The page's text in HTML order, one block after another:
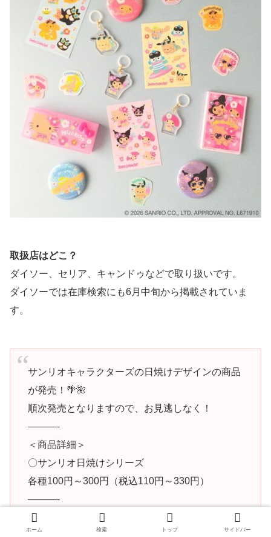
取扱店はどこ？
ダイソー、セリア、キャンドゥなどで取り扱いです。
ダイソーでは在庫検索にも6月中旬から掲載されていま
す。
サンリオキャラクターズの日焼けデザインの商品
が発売！🌴🌺
順次発売となりますので、お見逃しなく！
———-
＜商品詳細＞
〇サンリオ日焼けシリーズ
各種100円～300円（税込110円～330円）
———-
<<在庫検索はアプリで！>>
ホーム 検索 トップ サイドバー